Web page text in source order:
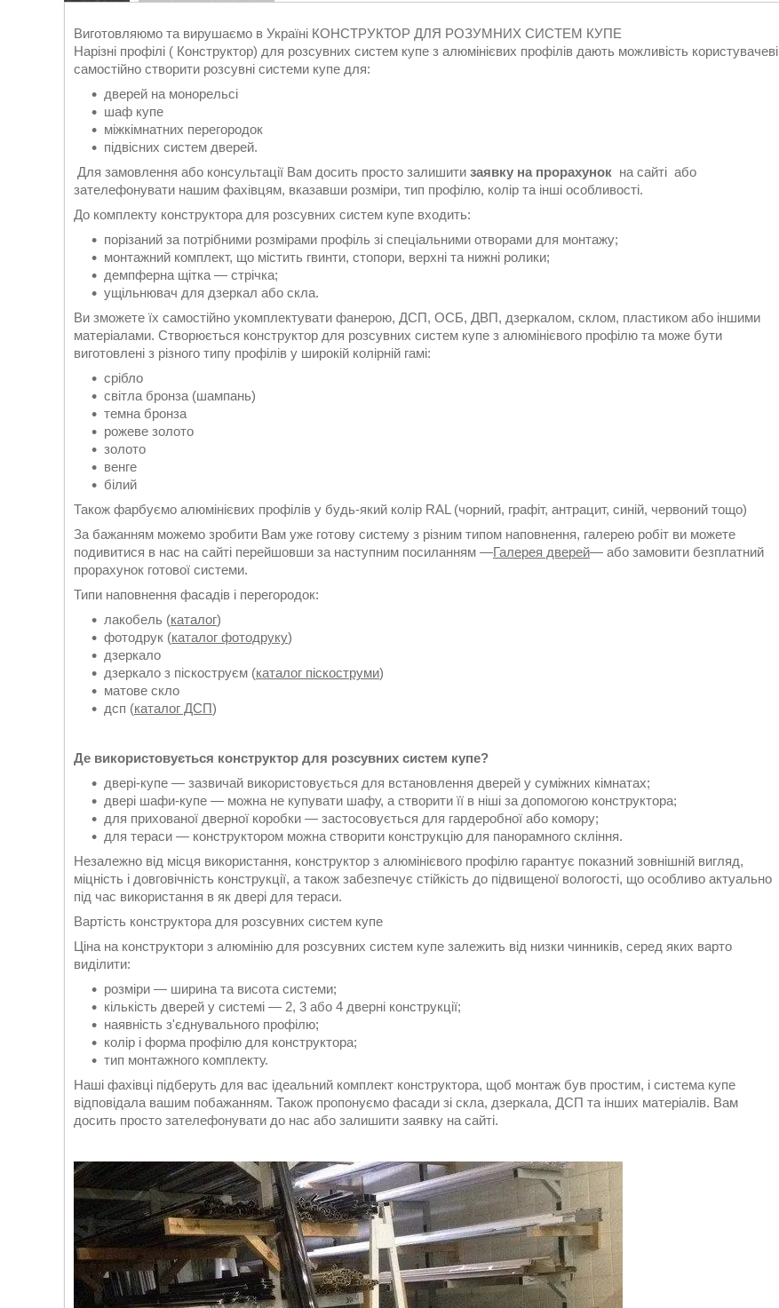
Виготовляюмо та вирушаємо в Україні КОНСТРУКТОР ДЛЯ РОЗУМНИХ СИСТЕМ КУПЕ
Нарізні профілі ( Конструктор) для розсувних систем купе з алюмінієвих профілів дають можливість користувачеві
самостійно створити розсувні системи купе для:
дверей на монорельсі
шаф купе
міжкімнатних перегородок
підвісних систем дверей.
Для замовлення або консультації Вам досить просто залишити заявку на прорахунок на сайті або
зателефонувати нашим фахівцям, вказавши розміри, тип профілю, колір та інші особливості.
До комплекту конструктора для розсувних систем купе входить:
порізаний за потрібними розмірами профіль зі спеціальними отворами для монтажу;
монтажний комплект, що містить гвинти, стопори, верхні та нижні ролики;
демпферна щітка — стрічка;
ущільнювач для дзеркал або скла.
Ви зможете їх самостійно укомплектувати фанерою, ДСП, ОСБ, ДВП, дзеркалом, склом, пластиком або іншими
матеріалами. Створюється конструктор для розсувних систем купе з алюмінієвого профілю та може бути
виготовлені з різного типу профілів у широкій колірній гамі:
срібло
світла бронза (шампань)
темна бронза
рожеве золото
золото
венге
білий
Також фарбуємо алюмінієвих профілів у будь-який колір RAL (чорний, графіт, антрацит, синій, червоний тощо)
За бажанням можемо зробити Вам уже готову систему з різним типом наповнення, галерею робіт ви можете
подивитися в нас на сайті перейшовши за наступним посиланням —Галерея дверей— або замовити безплатний
прорахунок готової системи.
Типи наповнення фасадів і перегородок:
лакобель (каталог)
фотодрук (каталог фотодруку)
дзеркало
дзеркало з піскоструєм (каталог піскоструми)
матове скло
дсп (каталог ДСП)
Де використовується конструктор для розсувних систем купе?
двері-купе — зазвичай використовується для встановлення дверей у суміжних кімнатах;
двері шафи-купе — можна не купувати шафу, а створити її в ніші за допомогою конструктора;
для прихованої дверної коробки — застосовується для гардеробної або комору;
для тераси — конструктором можна створити конструкцію для панорамного скління.
Незалежно від місця використання, конструктор з алюмінієвого профілю гарантує показний зовнішній вигляд,
міцність і довговічність конструкції, а також забезпечує стійкість до підвищеної вологості, що особливо актуально
під час використання в як двері для тераси.
Вартість конструктора для розсувних систем купе
Ціна на конструктори з алюмінію для розсувних систем купе залежить від низки чинників, серед яких варто
виділити:
розміри — ширина та висота системи;
кількість дверей у системі — 2, 3 або 4 дверні конструкції;
наявність з'єднувального профілю;
колір і форма профілю для конструктора;
тип монтажного комплекту.
Наші фахівці підберуть для вас ідеальний комплект конструктора, щоб монтаж був простим, і система купе
відповідала вашим побажанням. Також пропонуємо фасади зі скла, дзеркала, ДСП та інших матеріалів. Вам
досить просто зателефонувати до нас або залишити заявку на сайті.